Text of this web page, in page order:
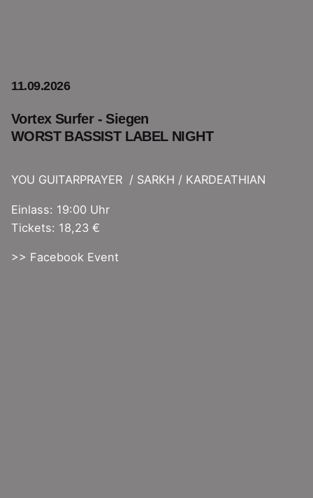
11.09.2026
Vortex Surfer - Siegen
WORST BASSIST LABEL NIGHT
YOU GUITARPRAYER / SARKH / KARDEATHIAN
Einlass: 19:00 Uhr
Tickets: 18,23 €
>> Facebook Event